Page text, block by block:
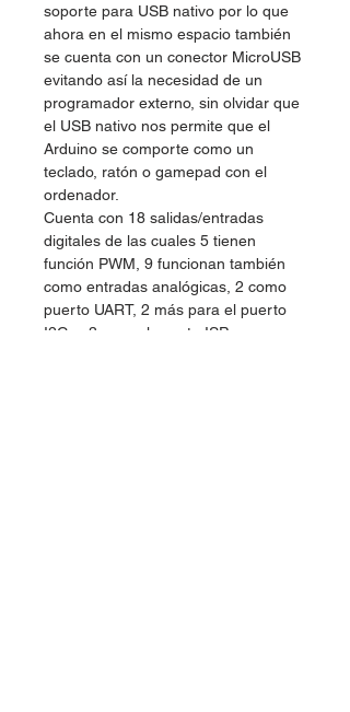
soporte para USB nativo por lo que
ahora en el mismo espacio también
se cuenta con un conector MicroUSB
evitando así la necesidad de un
programador externo, sin olvidar que
el USB nativo nos permite que el
Arduino se comporte como un
teclado, ratón o gamepad con el
ordenador.
Cuenta con 18 salidas/entradas
digitales de las cuales 5 tienen
función PWM, 9 funcionan también
como entradas analógicas, 2 como
puerto UART, 2 más para el puerto
I2C, y 3 para el puerto ISP.